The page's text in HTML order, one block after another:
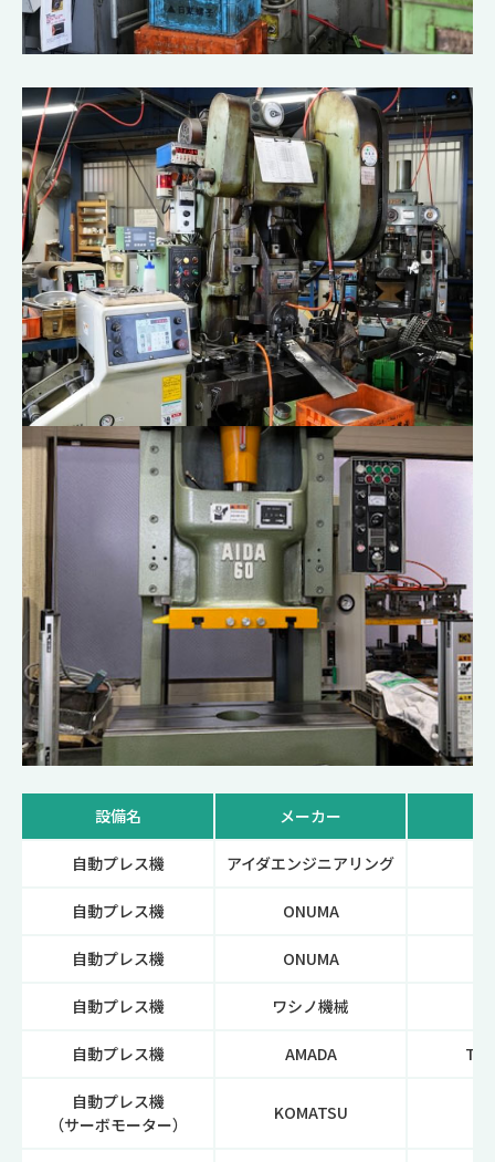
設備名 メーカー
自動プレス機 アイダエンジニアリング
自動プレス機 ONUMA
自動プレス機 ONUMA
自動プレス機 ワシノ機械
自動プレス機 AMADA TP-
自動プレス機
（サーボモーター）
KOMATSU